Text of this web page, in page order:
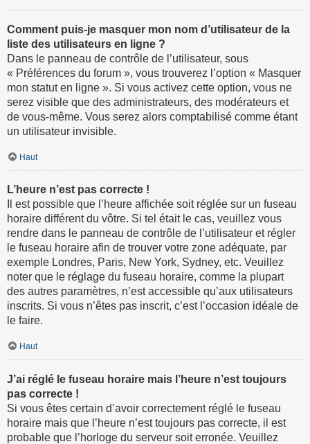
Comment puis-je masquer mon nom d’utilisateur de la
liste des utilisateurs en ligne ?
Dans le panneau de contrôle de l’utilisateur, sous
« Préférences du forum », vous trouverez l’option « Masquer
mon statut en ligne ». Si vous activez cette option, vous ne
serez visible que des administrateurs, des modérateurs et
de vous-même. Vous serez alors comptabilisé comme étant
un utilisateur invisible.
Haut
L’heure n’est pas correcte !
Il est possible que l’heure affichée soit réglée sur un fuseau
horaire différent du vôtre. Si tel était le cas, veuillez vous
rendre dans le panneau de contrôle de l’utilisateur et régler
le fuseau horaire afin de trouver votre zone adéquate, par
exemple Londres, Paris, New York, Sydney, etc. Veuillez
noter que le réglage du fuseau horaire, comme la plupart
des autres paramètres, n’est accessible qu’aux utilisateurs
inscrits. Si vous n’êtes pas inscrit, c’est l’occasion idéale de
le faire.
Haut
J’ai réglé le fuseau horaire mais l’heure n’est toujours
pas correcte !
Si vous êtes certain d’avoir correctement réglé le fuseau
horaire mais que l’heure n’est toujours pas correcte, il est
probable que l’horloge du serveur soit erronée. Veuillez